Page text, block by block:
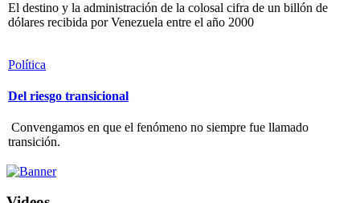
El destino y la administración de la colosal cifra de un billón de
dólares recibida por Venezuela entre el año 2000
Política
Del riesgo transicional
Convengamos en que el fenómeno no siempre fue llamado
transición.